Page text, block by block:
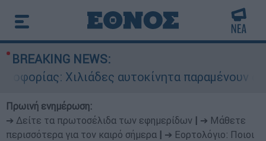
BREAKING NEWS:
Χιλιάδες αυτοκίνητα παραμένουν
Πρωινή ενημέρωση:
➔ Δείτε τα πρωτοσέλιδα των εφημερίδων
➔ Μάθετε
περισσότερα για τον καιρό σήμερα
➔ Εορτολόγιο: Ποιοι